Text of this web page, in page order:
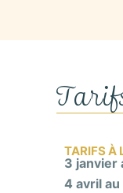
TARIFS À
3 janvier
4 avril